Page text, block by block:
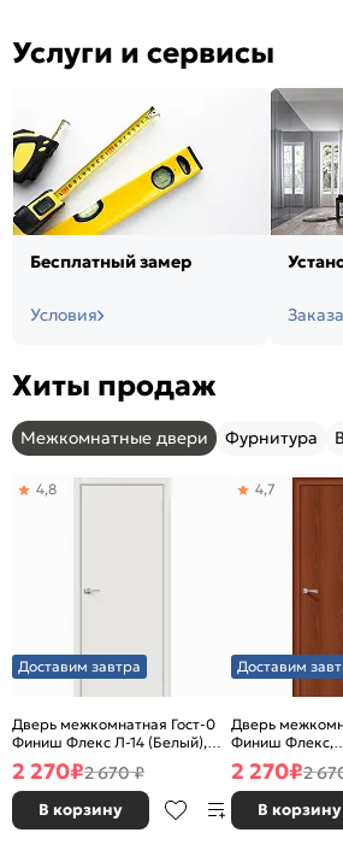
Услуги и сервисы
Бесплатный замер
Условия
Хиты продаж
Межкомнатные двери Фурнитура
Доставим завтра
Дверь межкомнатная Гост-0
Финиш Флекс Л-14 (Белый),
глухая, каркасно-щитовая
4,8
2 270₽2 670 ₽
В корзину
Доставим
Дверь
Финиш Флекс,
(ИталОрех),
щитовая
4,7
2 270₽2
В корзину